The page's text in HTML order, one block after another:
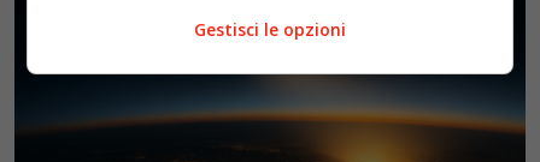
Gestisci le opzioni